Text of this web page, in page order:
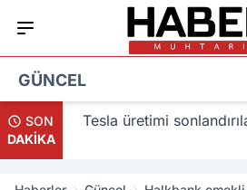
GÜNCEL
SON
DAKİKA
Tesla üretimi